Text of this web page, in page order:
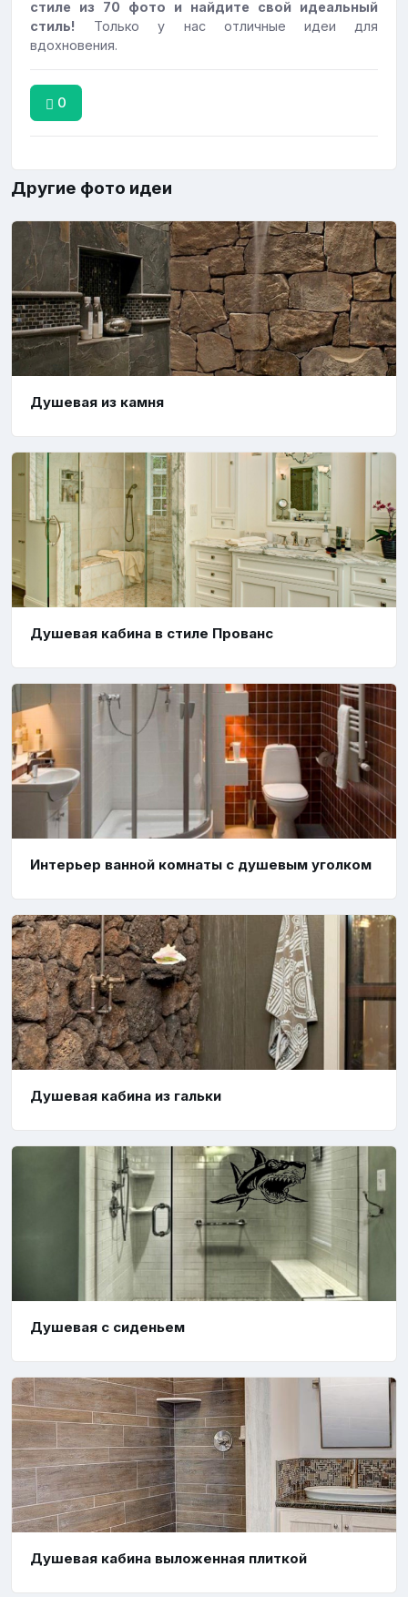
стиле из 70 фото и найдите свой идеальный
стиль!
Только у нас отличные идеи для
вдохновения.
0
Другие фото идеи
Душевая из камня
Душевая кабина в стиле Прованс
Интерьер ванной комнаты с душевым уголком
Душевая кабина из гальки
Душевая с сиденьем
Душевая кабина выложенная плиткой